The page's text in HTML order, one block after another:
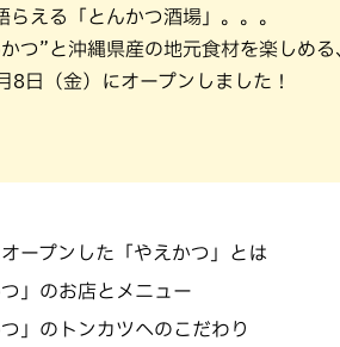
らえる「とんかつ酒場」。。。
つ”と沖縄県産の地元食材を楽しめ
日（金）にオープンしました！
ープンした「やえかつ」とは
つ」のお店とメニュー
つ」のトンカツへのこだわり